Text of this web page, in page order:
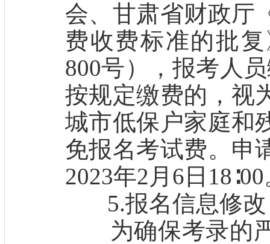
会、甘肃省财政厅
费收费标准的批
800号），报考人
按规定缴费的，视
城市低保户家庭和
免报名考试费。申
2023年2月6日
5.报名信息修改
为确保考录的严